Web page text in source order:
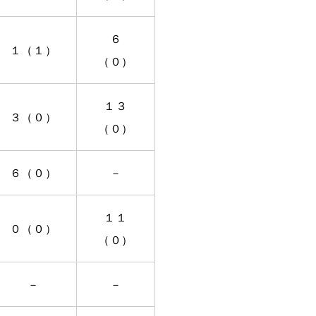
１（１）
６
（０）
３（０）
１３
（０）
６（０） －
０（０）
１１
（０）
－ －